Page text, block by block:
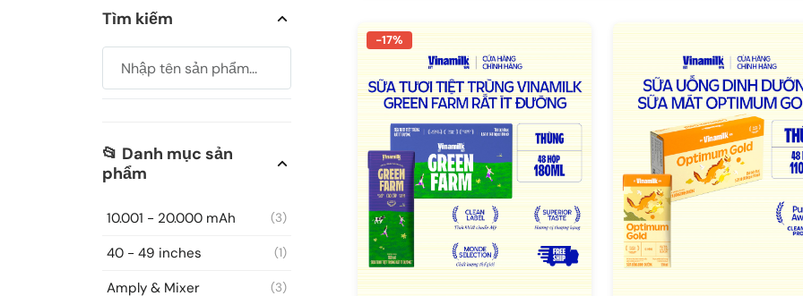
-17%
Tìm kiếm
📂 Danh mục sản
phẩm
10.001 - 20.000 mAh (3)
40 - 49 inches (1)
Amply & Mixer (3)